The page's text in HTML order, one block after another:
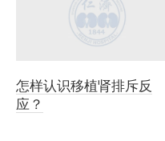
怎样认识移植肾排斥反
应？